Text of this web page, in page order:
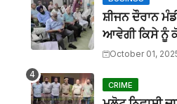
ਬੀਟ ਕਾਰ ਨਾਲ ਟਕਰਾ ਕੇ
BTTNEWS-Aug 02 2026
ਲਾਪਰਵਾਹੀ : ਖਾਲੜਾ
ਓਪੀ ਜਿੰਦਲ ਗਲੋਬਲ
BTTNEWS- Jun 28 2026
ਸ਼ੀਜਨ ਦੌਰਾਨ
ਆਵੇਗੀ ਕਿਸੇ ਨੂੰ
ਜਿਲ੍ਹਾ ਪ੍ਰਧਾਨ
October 01,
CRIME